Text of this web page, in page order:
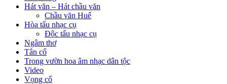
Hát văn – Hát chầu văn
Chầu văn Huế
Hòa tấu nhạc cụ
Độc tấu nhạc cụ
Ngâm thơ
Tân cổ
Trong vườn hoa âm nhạc dân tộc
Video
Vọng cổ